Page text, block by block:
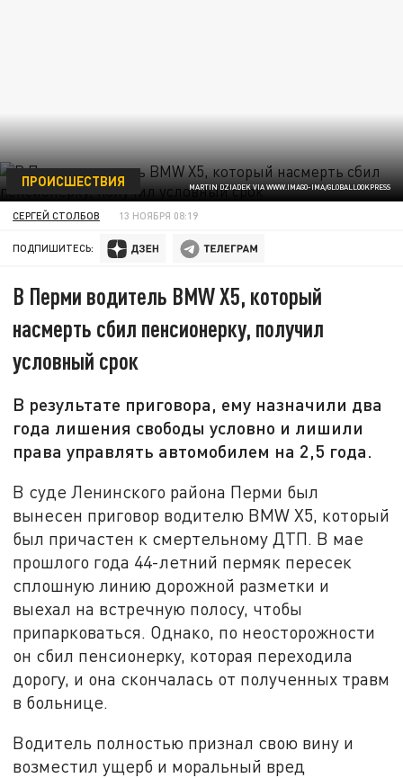
MARTIN DZIADEK VIA WWW.IMAGO-IMA/GLOBALLOOKPRESS
ПРОИСШЕСТВИЯ
СЕРГЕЙ СТОЛБОВ 13 НОЯБРЯ 08:19
ПОДПИШИТЕСЬ:
В Перми водитель BMW X5, который
насмерть сбил пенсионерку, получил
условный срок
В результате приговора, ему назначили два
года лишения свободы условно и лишили
права управлять автомобилем на 2,5 года.
В суде Ленинского района Перми был
вынесен приговор водителю BMW X5, который
был причастен к смертельному ДТП. В мае
прошлого года 44-летний пермяк пересек
сплошную линию дорожной разметки и
выехал на встречную полосу, чтобы
припарковаться. Однако, по неосторожности
он сбил пенсионерку, которая переходила
дорогу, и она скончалась от полученных травм
в больнице.
Водитель полностью признал свою вину и
возместил ущерб и моральный вред